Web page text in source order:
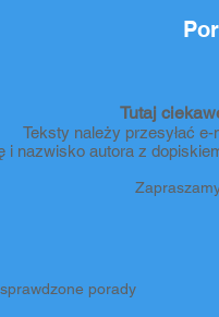
Tutaj
Teksty należy przesyłać
i nazwisko autora z
porady